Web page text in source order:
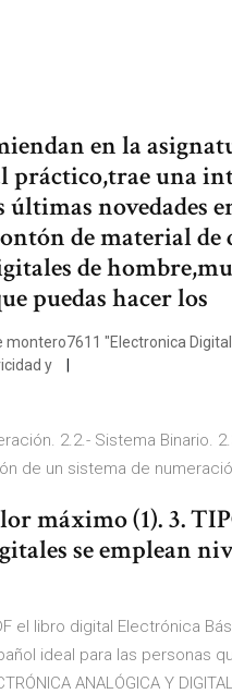
en la
práctico,trae una
últimas novedades
de material de
de
puedas hacer los
montero7611 "Electronica
y
2.2.- Sistema Binario.
de un sistema de
máximo (1). 3.
se emplean
el libro digital Electrónica
ideal para las personas
ANALÓGICA Y